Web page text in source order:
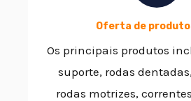
Oferta de
Os principais produtos
suporte, rodas
rodas motrizes,